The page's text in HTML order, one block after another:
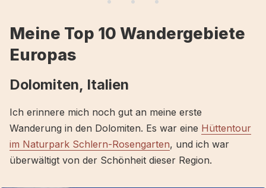
Meine Top 10 Wandergebiete
Europas
Dolomiten, Italien
Ich erinnere mich noch gut an meine erste
Wanderung in den Dolomiten. Es war eine Hüttentour
im Naturpark Schlern-Rosengarten, und ich war
überwältigt von der Schönheit dieser Region.